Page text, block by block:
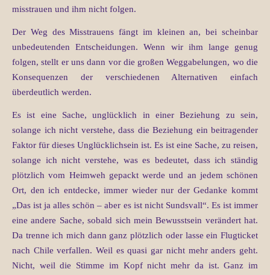
misstrauen und ihm nicht folgen.
Der Weg des Misstrauens fängt im kleinen an, bei scheinbar
unbedeutenden Entscheidungen. Wenn wir ihm lange genug
folgen, stellt er uns dann vor die großen Weggabelungen, wo die
Konsequenzen der verschiedenen Alternativen einfach
überdeutlich werden.
Es ist eine Sache, unglücklich in einer Beziehung zu sein,
solange ich nicht verstehe, dass die Beziehung ein beitragender
Faktor für dieses Unglücklichsein ist. Es ist eine Sache, zu reisen,
solange ich nicht verstehe, was es bedeutet, dass ich ständig
plötzlich vom Heimweh gepackt werde und an jedem schönen
Ort, den ich entdecke, immer wieder nur der Gedanke kommt
„Das ist ja alles schön – aber es ist nicht Sundsvall“. Es ist immer
eine andere Sache, sobald sich mein Bewusstsein verändert hat.
Da trenne ich mich dann ganz plötzlich oder lasse ein Flugticket
nach Chile verfallen. Weil es quasi gar nicht mehr anders geht.
Nicht, weil die Stimme im Kopf nicht mehr da ist. Ganz im